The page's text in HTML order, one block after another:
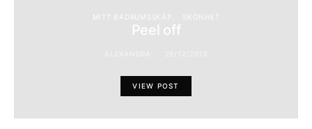
MITT BADRUMSSKÅP SKÖNHET
Peel off
VIEW POST